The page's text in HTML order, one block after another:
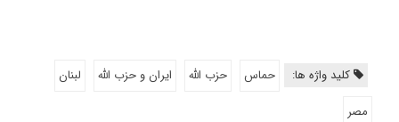
کلید واژه ها: حماس حزب الله ایران و حزب الله
لبنان
مصر